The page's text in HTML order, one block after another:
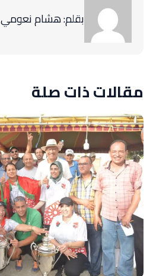
بقلم: هشام نعومي
مقالات ذات صلة